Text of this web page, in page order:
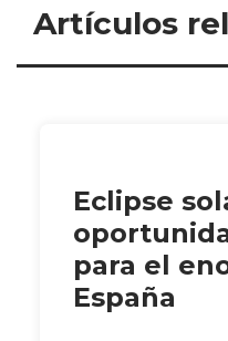
Artículos
Eclipse
para el
España